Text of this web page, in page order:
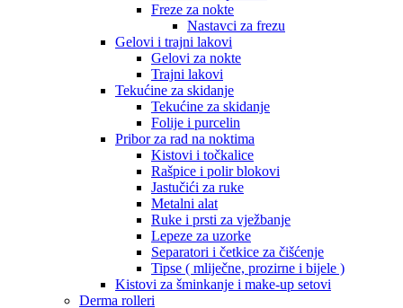
Freze za nokte
Nastavci za frezu
Gelovi i trajni lakovi
Gelovi za nokte
Trajni lakovi
Tekućine za skidanje
Tekućine za skidanje
Folije i purcelin
Pribor za rad na noktima
Kistovi i točkalice
Rašpice i polir blokovi
Jastučići za ruke
Metalni alat
Ruke i prsti za vježbanje
Lepeze za uzorke
Separatori i četkice za čišćenje
Tipse ( mliječne, prozirne i bijele )
Kistovi za šminkanje i make-up setovi
Derma rolleri